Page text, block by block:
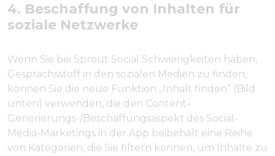
4. Beschaffung von Inhalten für
soziale Netzwerke
Wenn Sie bei Sprout Social Schwierigkeiten haben,
Gesprächsstoff in den sozialen Medien zu finden,
können Sie die neue Funktion „Inhalt finden“ (Bild
unten) verwenden, die den Content-
Generierungs-/Beschaffungsaspekt des Social-
Media-Marketings in der App beibehält eine Reihe
von Kategorien, die Sie filtern können, um Inhalte zu